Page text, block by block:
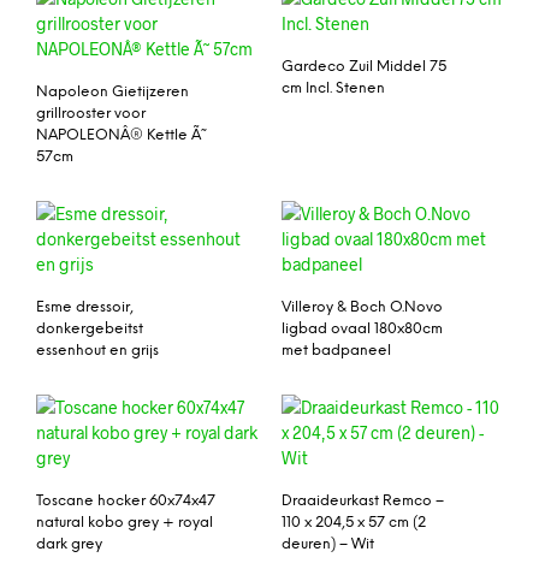
Napoleon Gietijzeren
grillrooster voor
NAPOLEONÂ® Kettle Ã˜
57cm
Gardeco Zuil Middel 75
cm Incl. Stenen
Esme dressoir,
donkergebeitst
essenhout en grijs
Villeroy & Boch O.Novo
ligbad ovaal 180x80cm
met badpaneel
Toscane hocker 60x74x47
natural kobo grey + royal
dark grey
Draaideurkast Remco –
110 x 204,5 x 57 cm (2
deuren) – Wit